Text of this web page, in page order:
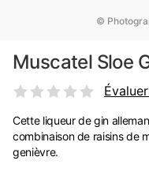
©
Muscatel Sloe
Cette liqueur de gin
combinaison de raisins de
genièvre.